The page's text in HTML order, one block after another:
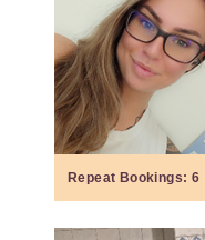
Repeat Bookings: 6